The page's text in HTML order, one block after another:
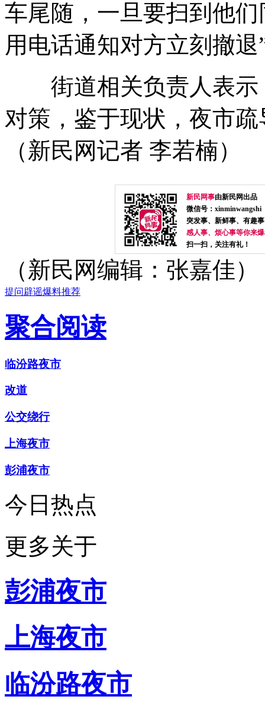
车尾随，一旦要扫到他
用电话通知对方立刻撤退
街道相关负责人表示
对策，鉴于现状，夜市
（新民网记者 李若楠）
新民网事由新民网出品
微信号：xinminwangshi
突发事、新鲜事、有趣事
感人事、烦心事等你来
扫一扫，关注有礼！
（新民网编辑：张嘉佳）
提问辟谣爆料推荐
聚合阅读
临汾路夜市
改道
公交绕行
上海夜市
彭浦夜市
今日热点
更多关于
彭浦夜市
上海夜市
临汾路夜市